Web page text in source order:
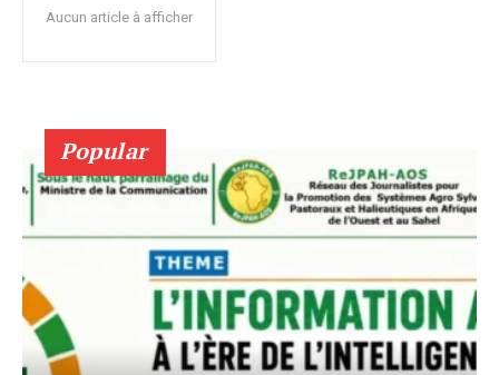
Aucun article à afficher
Popular